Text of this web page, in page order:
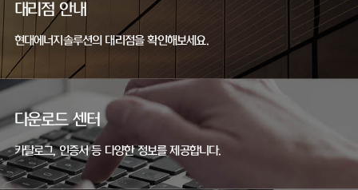
대리점 안내
현대에너지솔루션의 대리점을 확인해보세요.
다운로드 센터
카탈로그, 인증서 등 다양한 정보를 제공합니다.